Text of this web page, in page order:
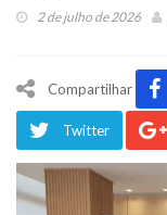
2 de julho de 2026
Compartilhar
Twitter